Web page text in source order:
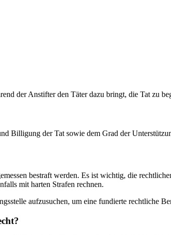
der Anstifter den Täter dazu bringt, die Tat zu
Billigung der Tat sowie dem Grad der
bestraft werden. Es ist wichtig, die
mit harten Strafen rechnen.
aufzusuchen, um eine fundierte rechtliche